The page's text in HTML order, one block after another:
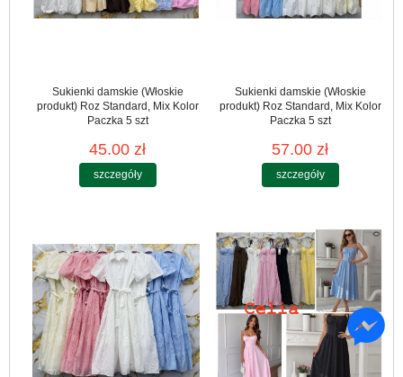
Sukienki damskie (Włoskie
produkt) Roz Standard, Mix Kolor
Paczka 5 szt
45.00 zł
szczegóły
Sukienki damskie (Włoskie
produkt) Roz Standard, Mix Kolor
Paczka 5 szt
57.00 zł
szczegóły